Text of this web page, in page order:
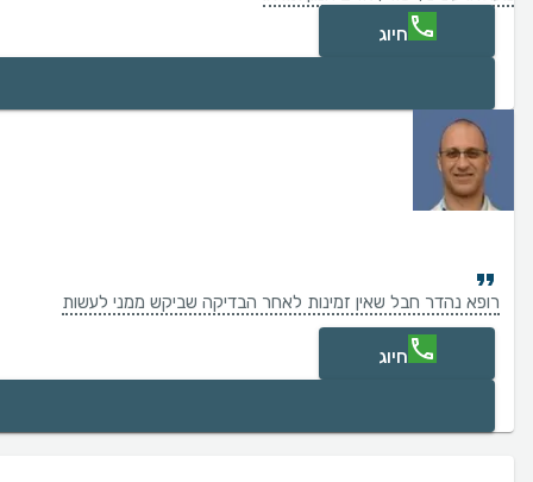
חיוג
רופא נהדר חבל שאין זמינות לאחר הבדיקה שביקש ממני לעשות
חיוג